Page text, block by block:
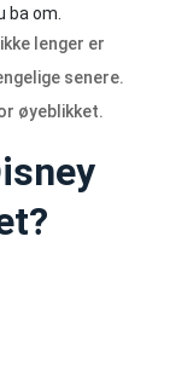
ba om.
lenger er
senere.
øyeblikket.